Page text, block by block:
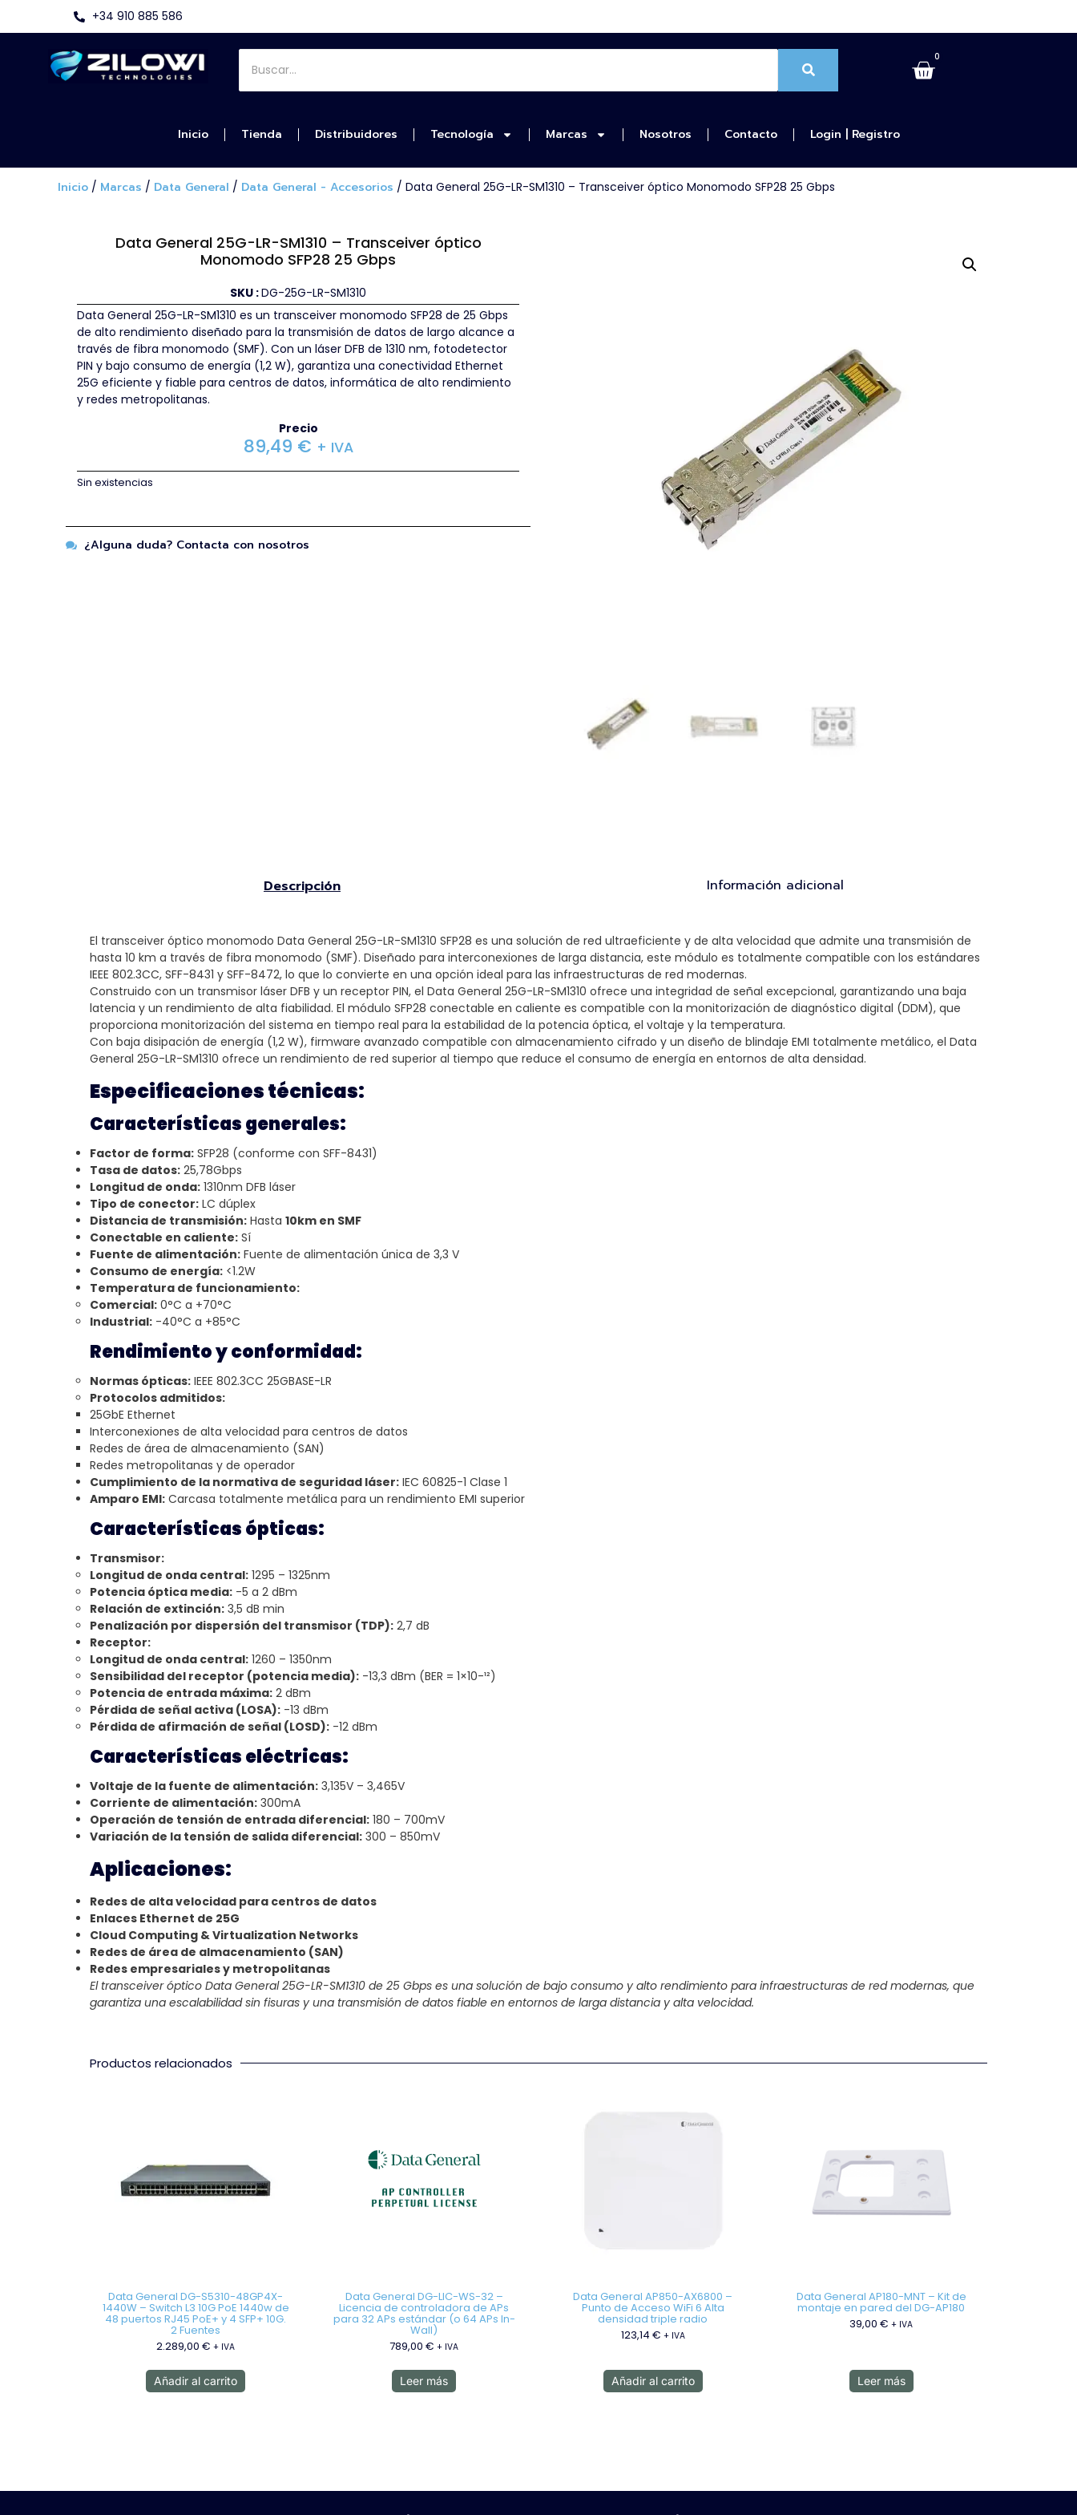
+34 910 885 586
0
Inicio Tienda Distribuidores Tecnología Marcas Nosotros Contacto Login | Registro
Inicio / Marcas / Data General / Data General - Accesorios / Data General 25G-LR-SM1310 – Transceiver óptico Monomodo SFP28 25 Gbps
Data General 25G-LR-SM1310 – Transceiver óptico
Monomodo SFP28 25 Gbps
SKU :DG-25G-LR-SM1310
Data General 25G-LR-SM1310 es un transceiver monomodo SFP28 de 25 Gbps
de alto rendimiento diseñado para la transmisión de datos de largo alcance a
través de fibra monomodo (SMF). Con un láser DFB de 1310 nm, fotodetector
PIN y bajo consumo de energía (1,2 W), garantiza una conectividad Ethernet
25G eficiente y fiable para centros de datos, informática de alto rendimiento
y redes metropolitanas.
Precio
89,49 € + IVA
Sin existencias
¿Alguna duda? Contacta con nosotros
Descripción Información adicional
El transceiver óptico monomodo Data General 25G-LR-SM1310 SFP28 es una solución de red ultraeficiente y de alta velocidad que admite una transmisión de
hasta 10 km a través de fibra monomodo (SMF). Diseñado para interconexiones de larga distancia, este módulo es totalmente compatible con los estándares
IEEE 802.3CC, SFF-8431 y SFF-8472, lo que lo convierte en una opción ideal para las infraestructuras de red modernas.
Construido con un transmisor láser DFB y un receptor PIN, el Data General 25G-LR-SM1310 ofrece una integridad de señal excepcional, garantizando una baja
latencia y un rendimiento de alta fiabilidad. El módulo SFP28 conectable en caliente es compatible con la monitorización de diagnóstico digital (DDM), que
proporciona monitorización del sistema en tiempo real para la estabilidad de la potencia óptica, el voltaje y la temperatura.
Con baja disipación de energía (1,2 W), firmware avanzado compatible con almacenamiento cifrado y un diseño de blindaje EMI totalmente metálico, el Data
General 25G-LR-SM1310 ofrece un rendimiento de red superior al tiempo que reduce el consumo de energía en entornos de alta densidad.
Especificaciones técnicas:
Características generales:
Factor de forma: SFP28 (conforme con SFF-8431)
Tasa de datos: 25,78Gbps
Longitud de onda: 1310nm DFB láser
Tipo de conector: LC dúplex
Distancia de transmisión: Hasta 10km en SMF
Conectable en caliente: Sí
Fuente de alimentación: Fuente de alimentación única de 3,3 V
Consumo de energía: <1.2W
Temperatura de funcionamiento:
Comercial: 0°C a +70°C
Industrial: -40°C a +85°C
Rendimiento y conformidad:
Normas ópticas: IEEE 802.3CC 25GBASE-LR
Protocolos admitidos:
25GbE Ethernet
Interconexiones de alta velocidad para centros de datos
Redes de área de almacenamiento (SAN)
Redes metropolitanas y de operador
Cumplimiento de la normativa de seguridad láser: IEC 60825-1 Clase 1
Amparo EMI: Carcasa totalmente metálica para un rendimiento EMI superior
Características ópticas:
Transmisor:
Longitud de onda central: 1295 – 1325nm
Potencia óptica media: -5 a 2 dBm
Relación de extinción: 3,5 dB min
Penalización por dispersión del transmisor (TDP): 2,7 dB
Receptor:
Longitud de onda central: 1260 – 1350nm
Sensibilidad del receptor (potencia media): -13,3 dBm (BER = 1×10-¹²)
Potencia de entrada máxima: 2 dBm
Pérdida de señal activa (LOSA): -13 dBm
Pérdida de afirmación de señal (LOSD): -12 dBm
Características eléctricas:
Voltaje de la fuente de alimentación: 3,135V – 3,465V
Corriente de alimentación: 300mA
Operación de tensión de entrada diferencial: 180 – 700mV
Variación de la tensión de salida diferencial: 300 – 850mV
Aplicaciones:
Redes de alta velocidad para centros de datos
Enlaces Ethernet de 25G
Cloud Computing & Virtualization Networks
Redes de área de almacenamiento (SAN)
Redes empresariales y metropolitanas
El transceiver óptico Data General 25G-LR-SM1310 de 25 Gbps es una solución de bajo consumo y alto rendimiento para infraestructuras de red modernas, que
garantiza una escalabilidad sin fisuras y una transmisión de datos fiable en entornos de larga distancia y alta velocidad.
Productos relacionados
Data General DG-S5310-48GP4X-
1440W – Switch L3 10G PoE 1440w de
48 puertos RJ45 PoE+ y 4 SFP+ 10G.
2 Fuentes
2.289,00€ + IVA
Añadir al carrito
Data General DG-LIC-WS-32 –
Licencia de controladora de APs
para 32 APs estándar (o 64 APs In-
Wall)
789,00€ + IVA
Leer más
Data General AP850-AX6800 –
Punto de Acceso WiFi 6 Alta
densidad triple radio
123,14 € + IVA
Añadir al carrito
Data General AP180-MNT – Kit de
montaje en pared del DG-AP180
39,00€ + IVA
Leer más